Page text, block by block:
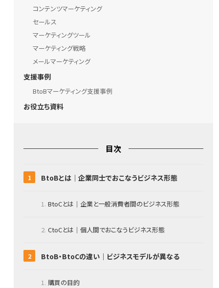
コンテンツマーケティング
セールス
マーケティングツール
マーケティング戦略
メールマーケティング
支援事例
BtoBマーケティング支援事例
お役立ち資料
目次
BtoBとは｜企業同士でおこなうビジネス形態
BtoCとは｜企業と一般消費者間のビジネス形態
CtoCとは｜個人間でおこなうビジネス形態
BtoB・BtoCの違い｜ビジネスモデルが異なる
購買の目的